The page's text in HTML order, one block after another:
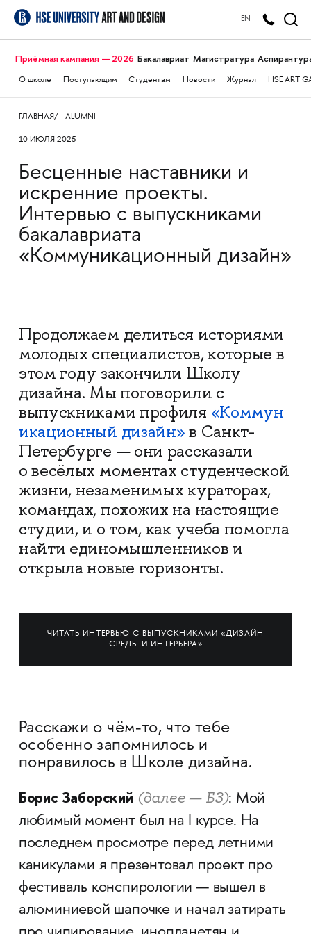
EN
Приёмная кампания — 2026 Бакалавриат Магистратура
О школе Поступающим Студентам Новости Журнал HSE ART
ГЛАВНАЯ ALUMNI
10 ИЮЛЯ 2025
Бесценные наставники и
искренние проекты.
Интервью с выпускниками
бакалавриата
«Коммуникационный дизайн»
Продолжаем делиться историями
молодых специалистов, которые в
этом году закончили Школу
дизайна. Мы поговорили с
выпускниками профиля «Коммун
икационный дизайн» в Санкт-
Петербурге — они рассказали
о весёлых моментах студенческой
жизни, незаменимых кураторах,
командах, похожих на настоящие
студии, и о том, как учеба помогла
найти единомышленников и
открыла новые горизонты.
ЧИТАТЬ ИНТЕРВЬЮ С ВЫПУСКНИКАМИ «ДИЗАЙН
СРЕДЫ И ИНТЕРЬЕРА»
Расскажи о чём-то, что тебе
особенно запомнилось и
понравилось в Школе дизайна.
Борис Заборский (далее — БЗ): Мой
любимый момент был на I курсе. На
последнем просмотре перед летними
каникулами я презентовал проект про
фестиваль конспирологии — вышел в
алюминиевой шапочке и начал затирать